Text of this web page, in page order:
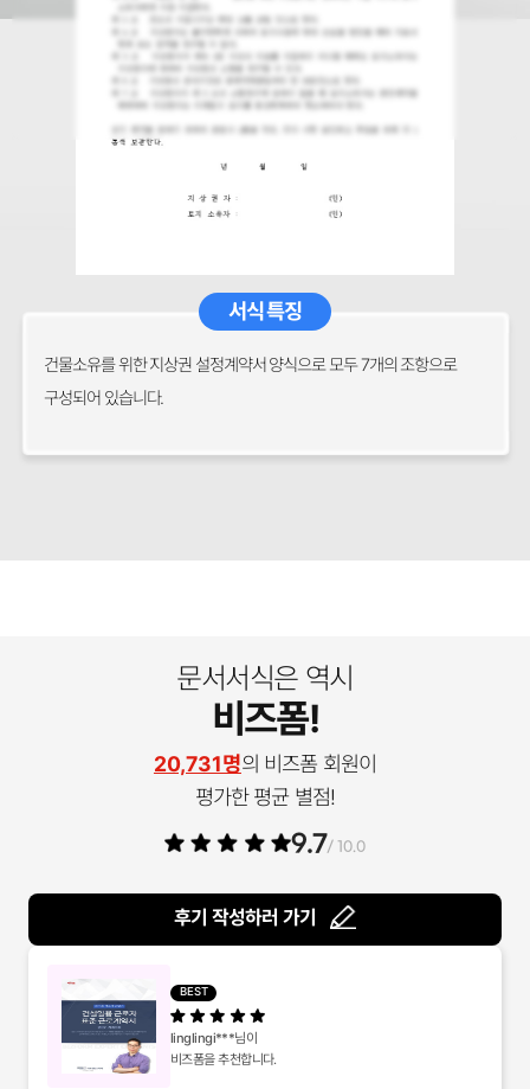
서식 특징
건물소유를 위한 지상권 설정계약서 양식으로 모두 7개의 조항으로
구성되어 있습니다.
문서서식은 역시
비즈폼!
20,731명의 비즈폼 회원이
평가한 평균 별점!
9.7/ 10.0
후기 작성하러 가기
BEST
linglingi***님이
비즈폼을 추천합니다.